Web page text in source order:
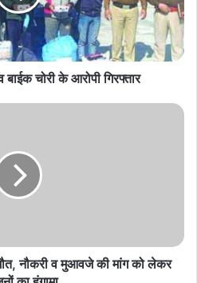
बाईक चोरी के आरोपी गिरफ्तार
नौकरी व मुआवजे की मांग को लेकर